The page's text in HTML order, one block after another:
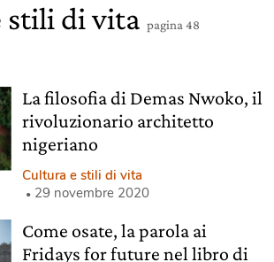
stili di vita pagina 48
La filosofia di Demas Nwoko, il
rivoluzionario architetto
nigeriano
Cultura e stili di vita
29 novembre 2020
Come osate, la parola ai
Fridays for future nel libro di